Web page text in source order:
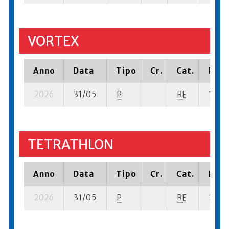
VORTEX
Anno Data Tipo Cr. Cat.
2026 31/05 P RF 16
TETRATHLON
Anno Data Tipo Cr. Cat.
2026 31/05 P RF 17